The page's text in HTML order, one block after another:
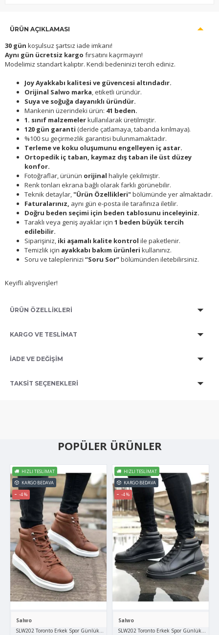
ÜRÜN AÇIKLAMASI
30 gün koşulsuz şartsız iade imkanı!
Aynı gün ücretsiz kargo fırsatını kaçırmayın!
Modelimiz standart kalıptır. Kendi bedeninizi tercih ediniz.
Joy Ayakkabı kalitesi ve güvencesi altındadır.
Orijinal Salwo marka, etiketli üründür.
Suya ve soğuğa dayanıklı üründür.
Mankenin üzerindeki ürün: 41 beden.
1. sınıf malzemelerkullanılarak üretilmiştir.
120 gün garanti (deride çatlamaya, tabanda kırılmaya).
%100 su geçirmezlik garantisi bulunmamaktadır.
Terleme ve koku oluşumunu engelleyen iç astar.
Ortopedik iç taban, kaymaz dış taban ile üst düzey
konfor.
Fotoğraflar, ürünün orijinal haliyle çekilmiştir.
Renk tonları ekrana bağlı olarak farklı görünebilir.
Teknik detaylar,"Ürün Özellikleri"bölümünde yer almaktadır.
Faturalarınız, aynı gün e-posta ile tarafınıza iletilir.
Doğru beden seçimi için beden tablosunu inceleyiniz.
Taraklı veya geniş ayaklar için 1 beden büyük tercih
edilebilir.
Siparişiniz, iki aşamalı kalite kontrol ile paketlenir.
Temizlik için ayakkabı bakım ürünleri kullanınız.
Soru ve taleplerinizi “Soru Sor”bölümünden iletebilirsiniz.
Keyifli alışverişler!
ÜRÜN ÖZELLİKLERİ
KARGO VE TESLİMAT
İADE VE DEĞİŞİM
TAKSIT SEÇENEKLERI
POPÜLER ÜRÜNLER
HIZLI TESLIMAT
KARGO BEDAVA
-4 %
Salwo
SLW202 Toronto Erkek Spor Günlük Bağcıklı Cilt Bot CBT - Taba
HIZLI TESLIMAT
KARGO BEDAVA
-4 %
Salwo
SLW202 Toronto Erkek Spor Günlük